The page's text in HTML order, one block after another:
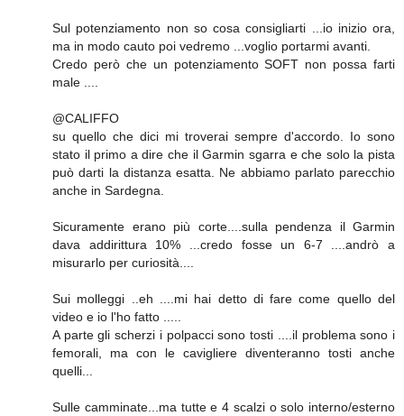
Sul potenziamento non so cosa consigliarti ...io inizio ora,
ma in modo cauto poi vedremo ...voglio portarmi avanti.
Credo però che un potenziamento SOFT non possa farti
male ....
@CALIFFO
su quello che dici mi troverai sempre d'accordo. Io sono
stato il primo a dire che il Garmin sgarra e che solo la pista
può darti la distanza esatta. Ne abbiamo parlato parecchio
anche in Sardegna.
Sicuramente erano più corte....sulla pendenza il Garmin
dava addirittura 10% ...credo fosse un 6-7 ....andrò a
misurarlo per curiosità....
Sui molleggi ..eh ....mi hai detto di fare come quello del
video e io l'ho fatto .....
A parte gli scherzi i polpacci sono tosti ....il problema sono i
femorali, ma con le cavigliere diventeranno tosti anche
quelli...
Sulle camminate...ma tutte e 4 scalzi o solo interno/esterno